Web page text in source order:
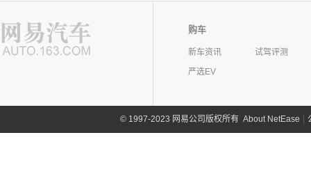
购车
新车资讯
试驾评测
严选EV
©1997-2023 网易公司版权所有 About NetEase